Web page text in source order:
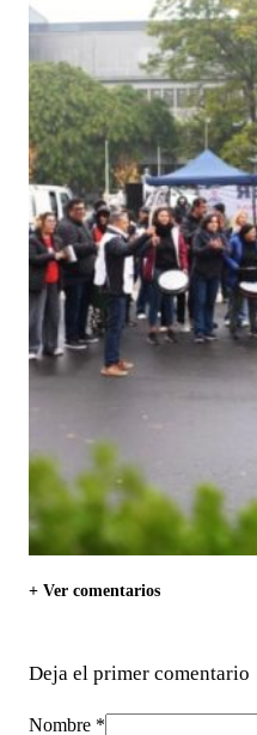
+ Ver comentarios
Deja el primer comentario
Nombre *